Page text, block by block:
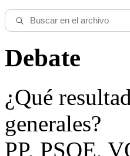
Debate
¿Qué
generales?
PP, PSOE,